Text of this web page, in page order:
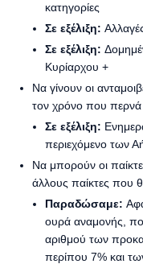
κατηγορίες
Σε εξέλιξη:
Σε εξέλιξη:
Κυρίαρχου +
Να γίνουν οι
τον χρόνο που περνά
Σε εξέλιξη:
περιεχόμενο των
Να μπορούν οι
άλλους παίκτες που
Παραδώσαμε:
ουρά αναμονής,
αριθμού των
περίπου 7% και